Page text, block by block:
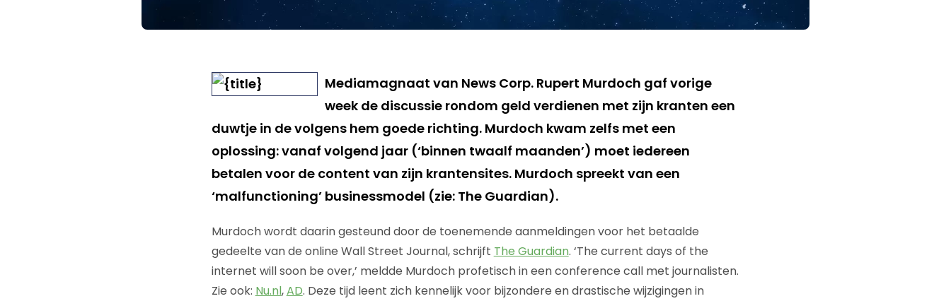
Mediamagnaat van News Corp. Rupert Murdoch gaf vorige
week de discussie rondom geld verdienen met zijn kranten een
duwtje in de volgens hem goede richting. Murdoch kwam zelfs met een
oplossing: vanaf volgend jaar (‘binnen twaalf maanden’) moet iedereen
betalen voor de content van zijn krantensites. Murdoch spreekt van een
‘malfunctioning’ businessmodel (zie: The Guardian).
Murdoch wordt daarin gesteund door de toenemende aanmeldingen voor het betaalde
gedeelte van de online Wall Street Journal, schrijft The Guardian. ‘The current days of the
internet will soon be over,’ meldde Murdoch profetisch in een conference call met journalisten.
Zie ook: Nu.nl,AD. Deze tijd leent zich kennelijk voor bijzondere en drastische wijzigingen in